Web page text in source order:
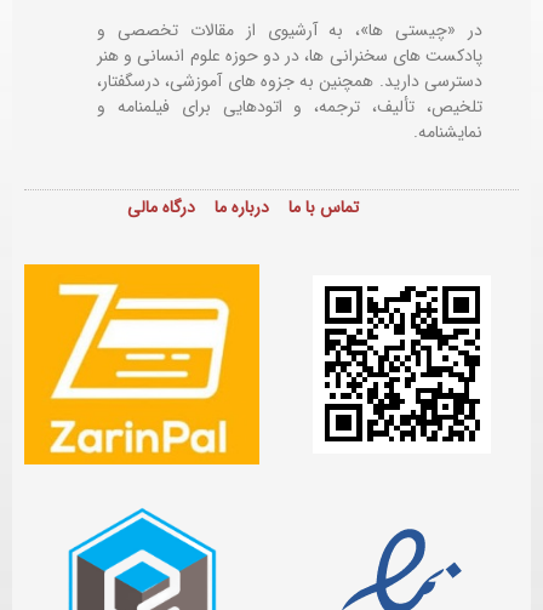
در «چیستی ها»، به آرشیوی از مقالات تخصصی و
پادکست های سخنرانی ها، در دو حوزه علوم انسانی و هنر
دسترسی دارید. همچنین به جزوه های آموزشی، درسگفتار،
تلخیص، تألیف، ترجمه، و اتودهایی برایفیلمنامه و
نمایشنامه.
تماس با ما درباره ما درگاه مالی